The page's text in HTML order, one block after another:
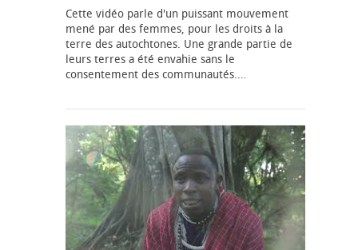
Cette vidéo parle d'un puissant mouvement
mené par des femmes, pour les droits à la
terre des autochtones. Une grande partie de
leurs terres a été envahie sans le
consentement des communautés.…